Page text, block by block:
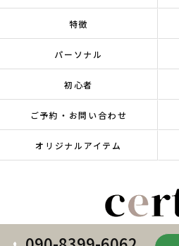
特徴
パーソナル
初心者
ご予約・お問い合わせ
オリジナルアイテム